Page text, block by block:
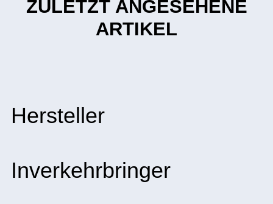
ZULETZT ANGESEHENE
ARTIKEL
Hersteller
Inverkehrbringer